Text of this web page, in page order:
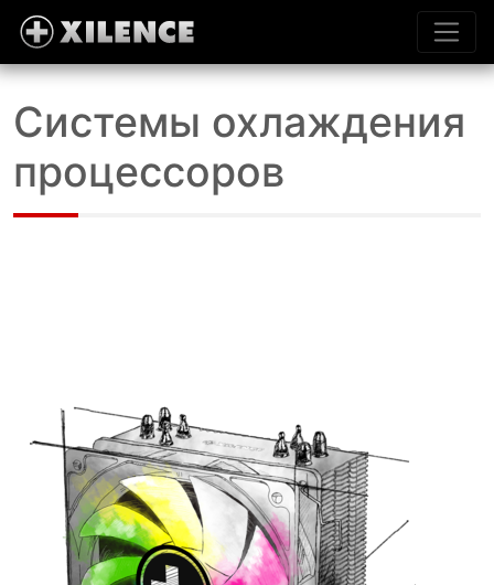
Системы охлаждения
процессоров